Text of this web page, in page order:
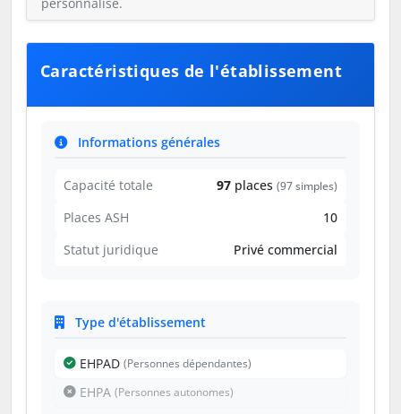
Caractéristiques de l'établissement
Informations générales
Capacité totale 97 places (97 simples)
Places ASH
10
Statut juridique
Privé commercial
Type d'établissement
EHPAD (Personnes dépendantes)
EHPA (Personnes autonomes)